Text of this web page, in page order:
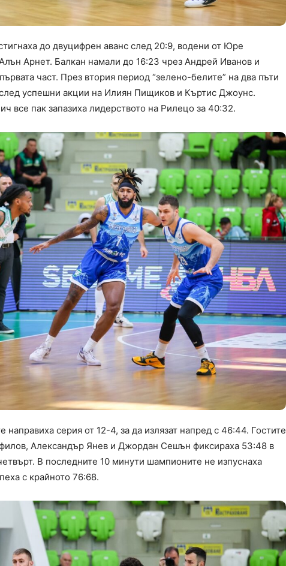
до двуцифрен аванс след 20:9, водени от Юре
Арнет. Балкан намали до 16:23 чрез Андрей Иванов и
част. През втория период “зелено-белите” на два пъти
след успешни акции на Илиян Пищиков и Къртис Джоунс.
все пак запазиха лидерството на Рилецо за 40:32.
серия от 12-4, за да излязат напред с 46:44. Гостите
Александър Янев и Джордан Сешън фиксираха 53:48 в
В последните 10 минути шампионите не изпуснаха
с крайното 76:68.